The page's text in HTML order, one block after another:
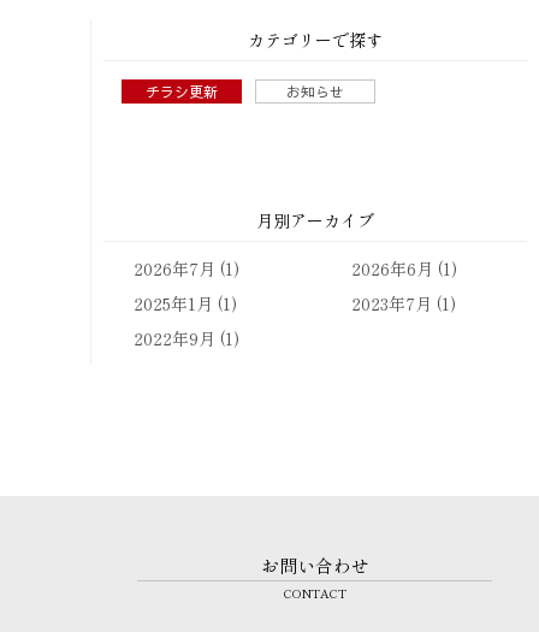
カテゴリーで探す
チラシ更新 お知らせ
月別アーカイブ
2026年7月 (1) 2026年6月 (1)
2025年1月 (1) 2023年7月 (1)
2022年9月 (1)
お問い合わせ
CONTACT